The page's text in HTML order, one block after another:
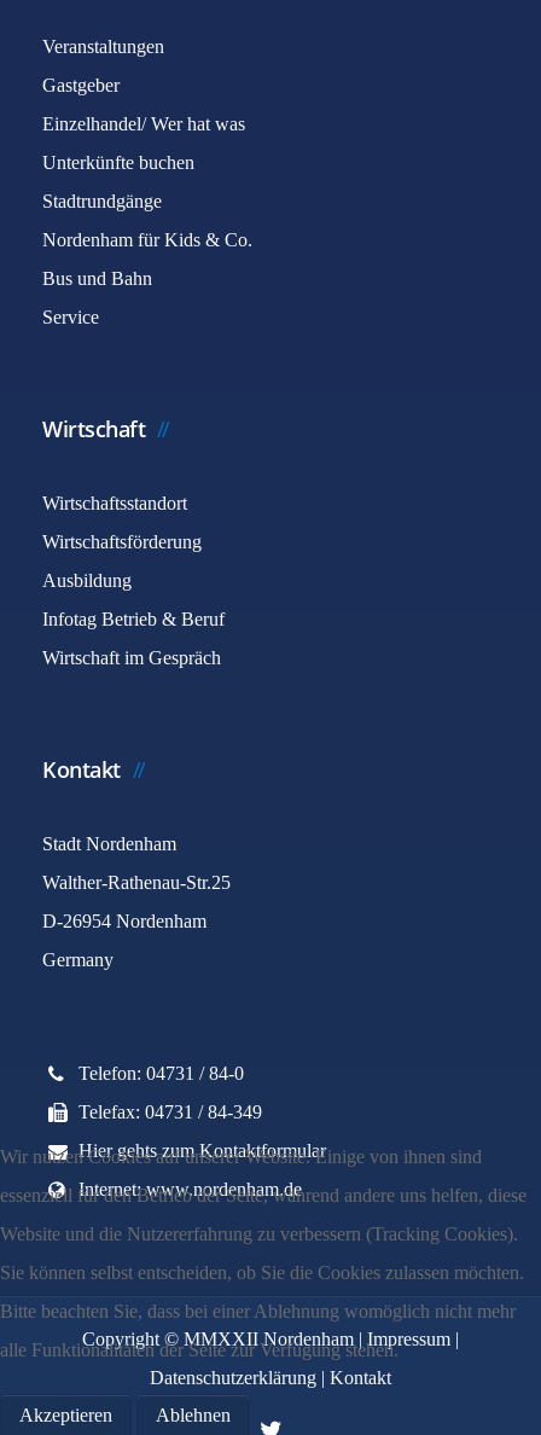
Veranstaltungen
Gastgeber
Einzelhandel/ Wer hat was
Unterkünfte buchen
Stadtrundgänge
Nordenham für Kids & Co.
Bus und Bahn
Service
Wirtschaft
Wirtschaftsstandort
Wirtschaftsförderung
Ausbildung
Infotag Betrieb & Beruf
Wirtschaft im Gespräch
Kontakt
Stadt Nordenham
Walther-Rathenau-Str.25
D-26954 Nordenham
Germany
Telefon: 04731 / 84-0
Telefax: 04731 / 84-349
Hier gehts zum Kontaktformular
Internet: www.nordenham.de
Copyright © MMXXII Nordenham |Impressum |
Datenschutzerklärung | Kontakt
Wir nutzen Cookies auf unserer Website. Einige von ihnen sind
essenziell für den Betrieb der Seite, während andere uns helfen, diese
Website und die Nutzererfahrung zu verbessern (Tracking Cookies).
Sie können selbst entscheiden, ob Sie die Cookies zulassen möchten.
Bitte beachten Sie, dass bei einer Ablehnung womöglich nicht mehr
alle Funktionalitäten der Seite zur Verfügung stehen.
Akzeptieren Ablehnen